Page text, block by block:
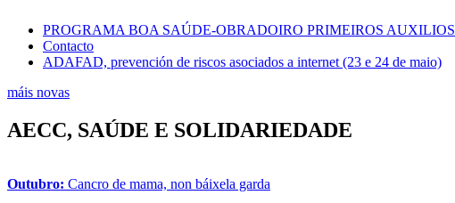
PROGRAMA BOA SAÚDE-OBRADOIRO PRIMEIROS AUXILIOS
Contacto
ADAFAD, prevención de riscos asociados a internet (23 e 24 de maio)
máis novas
AECC, SAÚDE E SOLIDARIEDADE
Outubro: Cancro de mama, non báixela garda